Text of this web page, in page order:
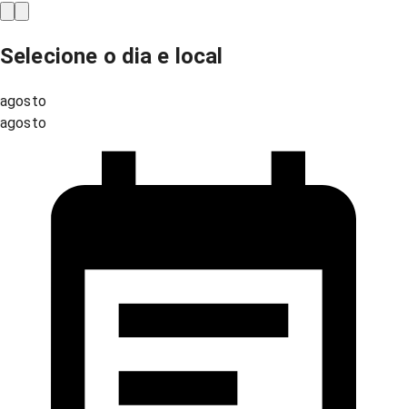
Selecione o dia e local
agosto
agosto